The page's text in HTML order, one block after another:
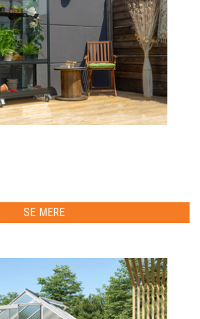
SE MERE